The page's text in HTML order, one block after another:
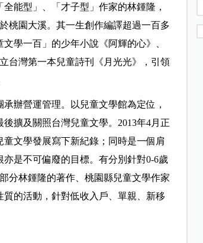
能型」、「才子型」作家的林鍾隆，
桃園大溪。其一生創作編譯超過一百多
學一百」的少年小說《阿輝的心》、
台灣第一本兒童詩刊《月光光》，引領
辦營運管理。以兒童文學館為定位，
擴及關照台灣兒童文學。2013年4月正
文學發展寫下新紀錄；同時是一個肩
是不可偏廢的目標。有分別針對0-6歲
分林鍾隆的著作、桃園縣兒童文學作家
的活動，針對低收入戶、單親、新移